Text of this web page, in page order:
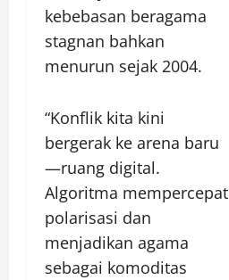
kebebasan beragama
stagnan bahkan
menurun sejak 2004.
“Konflik kita kini
bergerak ke arena baru
—ruang digital.
Algoritma mempercepat
polarisasi dan
menjadikan agama
sebagai komoditas